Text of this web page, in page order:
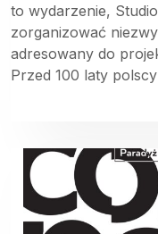
to wydarzenie,
zorganizować
adresowany do
Przed 100 laty